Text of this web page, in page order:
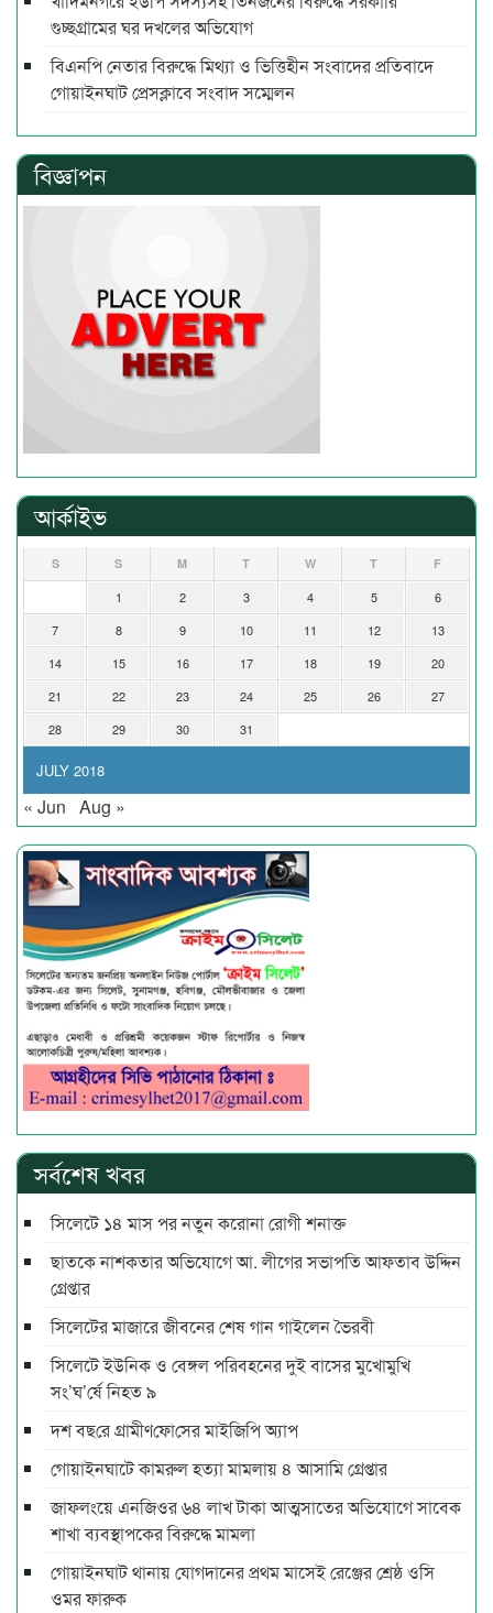
গুচ্ছগ্রামের ঘর দখলের অভিযোগ
বিএনপি নেতার বিরুদ্ধে মিথ্যা ও ভিত্তিহীন সংবাদের প্রতিবাদে
গোয়াইনঘাট প্রেসক্লাবে সংবাদ সম্মেলন
বিজ্ঞাপন
আর্কাইভ
JULY 2018
S S M T W T F
1 2 3 4 5
6
7
8 9 10 11 12
13
14
15 16 17 18 19
20
21
22 23 24 25 26
27
28
29 30 31
« Jun Aug »
সর্বশেষ খবর
সিলেটে ১৪ মাস পর নতুন করোনা রোগী শনাক্ত
ছাতকে নাশকতার অভিযোগে আ. লীগের সভাপ‌তি আফতাব উদ্দিন
গ্রেপ্তার
সিলেটের মাজারে জীবনের শেষ গান গাইলেন ভৈরবী
সিলেটে ইউনিক ও বেঙ্গল পরিবহনের দুই বাসের মুখোমুখি
সং’ঘ’র্ষে নিহত ৯
দশ বছ‌রে গ্রামীণ‌ফো‌সের মাইজিপি অ্যাপ
গোয়াইনঘাটে কামরুল হত্যা মামলায় ৪ আসামি গ্রেপ্তার
জাফলংয়ে এনজিওর ৬৪ লাখ টাকা আত্মসাতের অভিযোগে সাবেক
শাখা ব্যবস্থাপকের বিরুদ্ধে মামলা
গোয়াইনঘাট থানায় যোগদানের প্রথম মাসেই রেঞ্জের শ্রেষ্ঠ ওসি
ওমর ফারুক